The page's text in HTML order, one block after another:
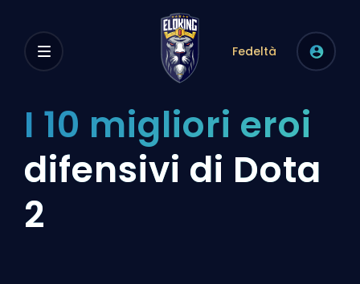
Fedeltà
I 10 migliori eroi
difensivi di Dota
2